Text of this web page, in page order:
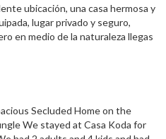
ubicación, una casa hermosa y
lugar privado y seguro,
en medio de la naturaleza llegas
Secluded Home on the
We stayed at Casa Koda for